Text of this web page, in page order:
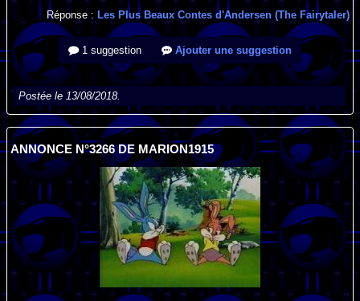
Réponse : Les Plus Beaux Contes d'Andersen (The Fairytaler)
1 suggestion Ajouter une suggestion
Postée le 13/08/2018.
ANNONCE N°3266 DE MARION1915